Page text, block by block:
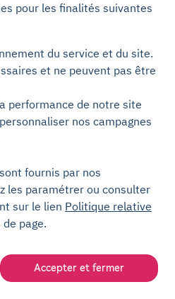
places
lamultiplicité des
et usagers ponctuels
pour les finalités suivantes
du service et du site.
et ne peuvent pas être
performance de notre site
nos campagnes
fournis par nos
les paramétrer ou consulter
sur le lien Politique relative
page.
Accepter et fermer